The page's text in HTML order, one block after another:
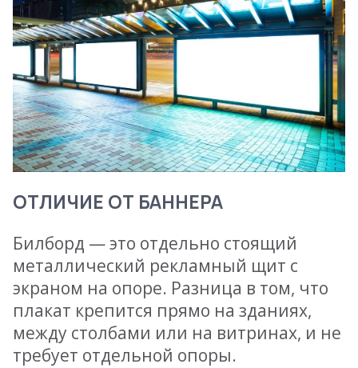
ОТЛИЧИЕ ОТ БАННЕРА
Билборд — это отдельно стоящий
металлический рекламный щит с
экраном на опоре. Разница в том, что
плакат крепится прямо на зданиях,
между столбами или на витринах, и не
требует отдельной опоры.